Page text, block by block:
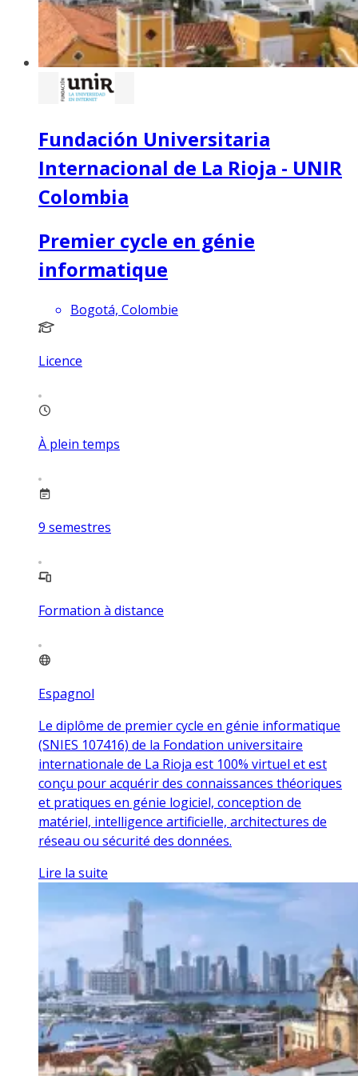
Fundación Universitaria
Internacional de La Rioja - UNIR
Colombia
Premier cycle en génie
informatique
Bogotá, Colombie
Licence
À plein temps
9 semestres
Formation à distance
Espagnol
Le diplôme de premier cycle en génie informatique
(SNIES 107416) de la Fondation universitaire
internationale de La Rioja est 100% virtuel et est
conçu pour acquérir des connaissances théoriques
et pratiques en génie logiciel, conception de
matériel, intelligence artificielle, architectures de
réseau ou sécurité des données.
Lire la suite